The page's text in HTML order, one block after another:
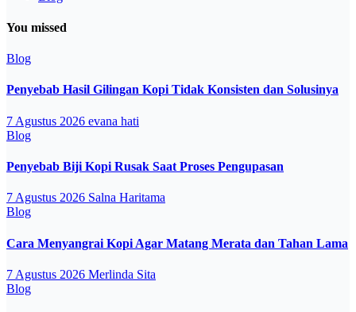
You missed
Blog
Penyebab Hasil Gilingan Kopi Tidak Konsisten dan Solusinya
7 Agustus 2026 evana hati
Blog
Penyebab Biji Kopi Rusak Saat Proses Pengupasan
7 Agustus 2026 Salna Haritama
Blog
Cara Menyangrai Kopi Agar Matang Merata dan Tahan Lama
7 Agustus 2026 Merlinda Sita
Blog